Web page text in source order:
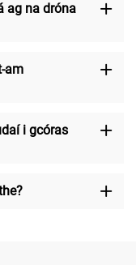
ag na dróna
am
i gcóras